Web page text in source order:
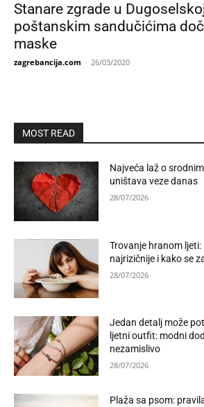
Stanare zgrade u
poštanskim sandučićima
maske
zagrebancija.com - 26/03/2020
MOST READ
Najveća laž o
uništava veze danas
28/07/2026
Trovanje hranom
najrizičnije i kako se
28/07/2026
Jedan detalj može
ljetni outfit: modni
nezamislivo
28/07/2026
Plaža sa psom: